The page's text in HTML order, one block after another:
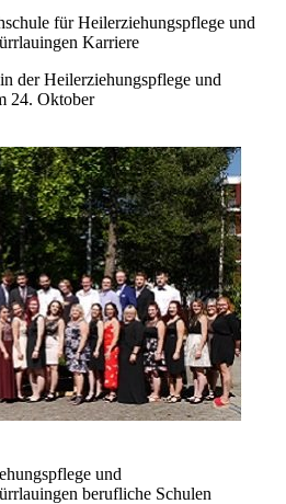
für Heilerziehungspflege und
Karriere
der Heilerziehungspflege und
24. Oktober
und
berufliche Schulen